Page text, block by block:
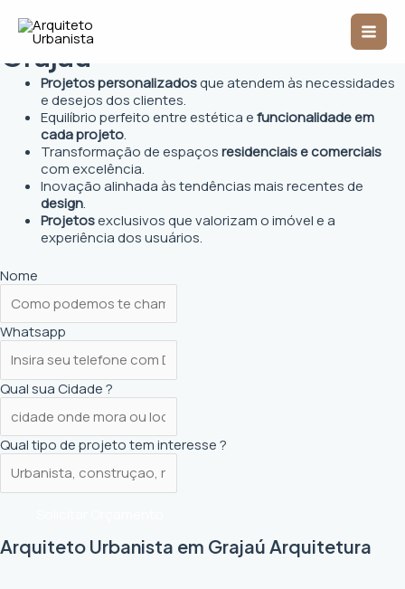
para
conteúdo
Main
Arquiteto Urbanista em
Grajaú
Projetos personalizadosque atendem às necessidades
e desejos dos clientes.
Equilíbrio perfeito entre estética efuncionalidade em
cada projeto.
Transformação de espaçosresidenciais e comerciais
com excelência.
Inovação alinhada às tendências mais recentes de
design.
Projetosexclusivos que valorizam o imóvel e a
experiência dos usuários.
Nome
Whatsapp
Qual sua Cidade ?
Qual tipo de projeto tem interesse ?
Arquiteto Urbanista em Grajaú Arquitetura